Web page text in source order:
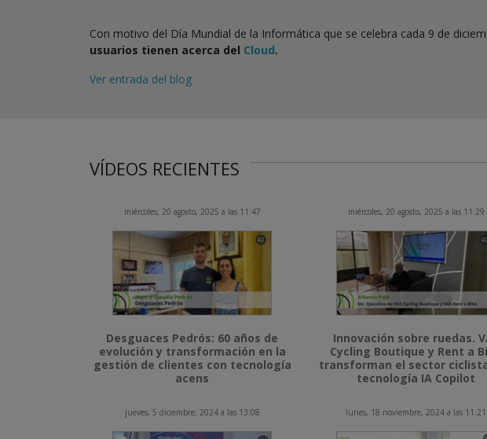
Con motivo del Día Mundial de la Informática que se celebra cada 9 de
usuarios tienen acerca del Cloud.
Ver entrada del blog
VÍDEOS RECIENTES
miércoles, 20 agosto, 2025 a las 11:47
Desguaces Pedrós: 60 años de
evolución y transformación en la
gestión de clientes con tecnología
acens
miércoles, 20 agosto, 2025 a las 11:29
Innovación sobre ruedas.
Cycling Boutique y Rent a
transforman el sector
tecnología IA Copilot
jueves, 5 diciembre, 2024 a las 13:08 lunes, 18 noviembre, 2024 a las 11:21